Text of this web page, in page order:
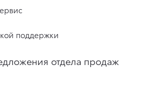
поддержки
отдела продаж